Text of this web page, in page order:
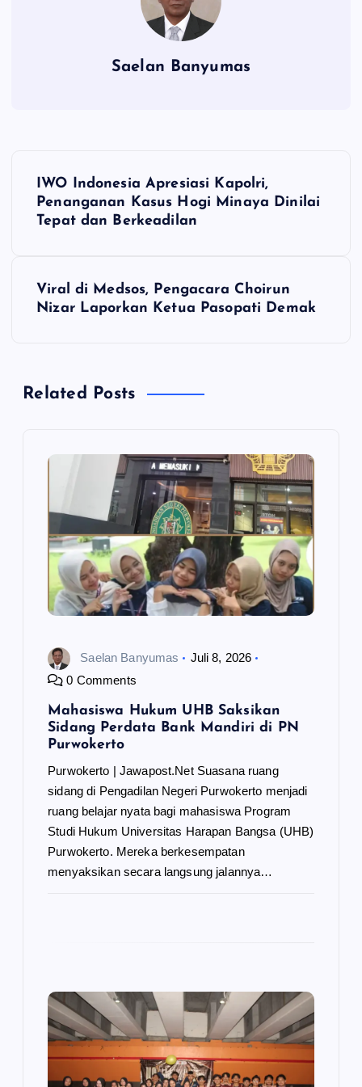
Saelan Banyumas
N
s
IWO Indonesia Apresiasi Kapolri,
Penanganan Kasus Hogi Minaya Dinilai
Tepat dan Berkeadilan
Viral di Medsos, Pengacara Choirun
Nizar Laporkan Ketua Pasopati Demak
Related Posts
Saelan Banyumas
Juli 8, 2026
0 Comments
Mahasiswa Hukum UHB Saksikan
Sidang Perdata Bank Mandiri di PN
Purwokerto
Purwokerto | Jawapost.Net Suasana ruang
sidang di Pengadilan Negeri Purwokerto menjadi
ruang belajar nyata bagi mahasiswa Program
Studi Hukum Universitas Harapan Bangsa (UHB)
Purwokerto. Mereka berkesempatan
menyaksikan secara langsung jalannya…